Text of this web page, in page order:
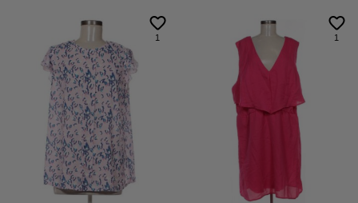
1 1